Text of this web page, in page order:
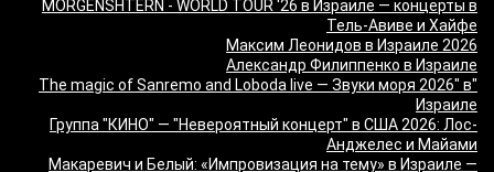
MORGENSHTERN - WORLD TOUR '26 в Израиле — концерты в
Тель-Авиве и Хайфе
Максим Леонидов в Израиле 2026
Александр Филиппенко в Израиле
"The magic of Sanremo and Loboda live — Звуки моря 2026" в
Израиле
Группа "КИНО" — "Невероятный концерт" в США 2026: Лос-
Анджелес и Майами
Макаревич и Белый: «Импровизация на тему» в Израиле —